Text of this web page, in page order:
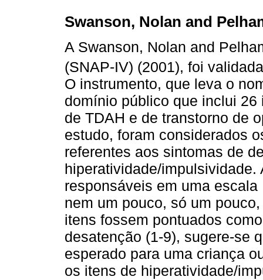
Swanson, Nolan and
A Swanson, Nolan and
(SNAP-IV) (2001), foi
O instrumento, que leva o
domínio público que inclui
de TDAH e de transtorno de
estudo, foram considerados
referentes aos sintomas de
hiperatividade/
responsáveis em uma
nem um pouco, só um
itens fossem pontuados como
desatenção (1-9), sugere-se
esperado para uma criança
os itens de hiperatividade/